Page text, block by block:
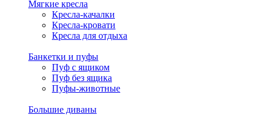
Мягкие кресла
Кресла-качалки
Кресла-кровати
Кресла для отдыха
Банкетки и пуфы
Пуф с ящиком
Пуф без ящика
Пуфы-животные
Большие диваны